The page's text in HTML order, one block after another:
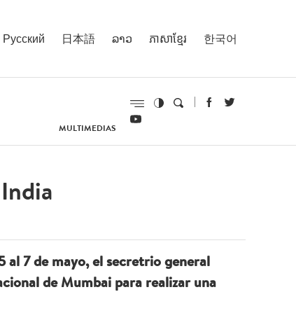
Русский 日本語 ລາວ ភាសាខ្មែរ 한국어
MULTIMEDIAS
al 7 de mayo, el secretrio general
de Mumbai para realizar una